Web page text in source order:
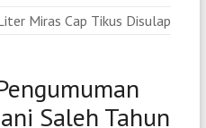
Miras Cap Tikus Disulap
Saleh Tahun